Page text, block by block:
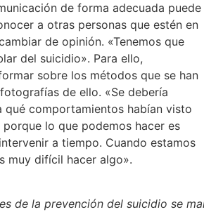
de forma adecuada puede
a otras personas que estén en
de opinión. «Tenemos que
del suicidio». Para ello,
sobre los métodos que se han
de ello. «Se debería
qué comportamientos habían visto
lo que podemos hacer es
a tiempo. Cuando estamos
muy difícil hacer algo».
de la prevención del suicidio se